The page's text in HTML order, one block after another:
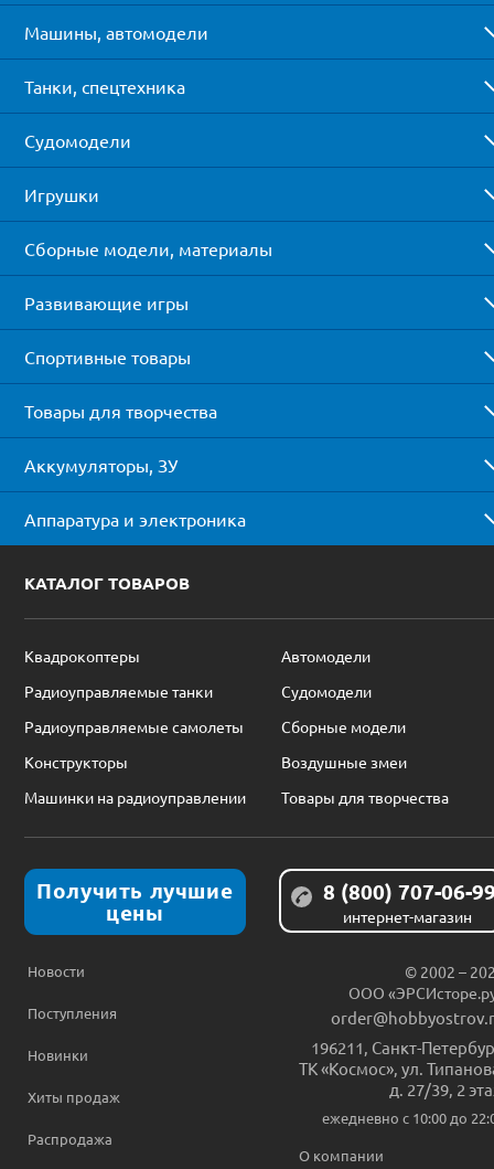
Машины, автомодели
Танки, спецтехника
Судомодели
Игрушки
Сборные модели, материалы
Развивающие игры
Спортивные товары
Товары для творчества
Аккумуляторы, ЗУ
Аппаратура и электроника
КАТАЛОГ ТОВАРОВ
Квадрокоптеры
Автомодели
Радиоуправляемые танки
Судомодели
Радиоуправляемые самолеты
Сборные модели
Конструкторы
Воздушные змеи
Машинки на радиоуправлении
Товары для творчества
Получить лучшие
цены
8 (800) 707-06-
интернет-магазин
Новости
Поступления
Новинки
Хиты продаж
Распродажа
© 2002 –
ООО
196211 Санкт-
ТК «Космос», ул.
д. 27/39, 2
ежедневно c 10:00 до
О компании